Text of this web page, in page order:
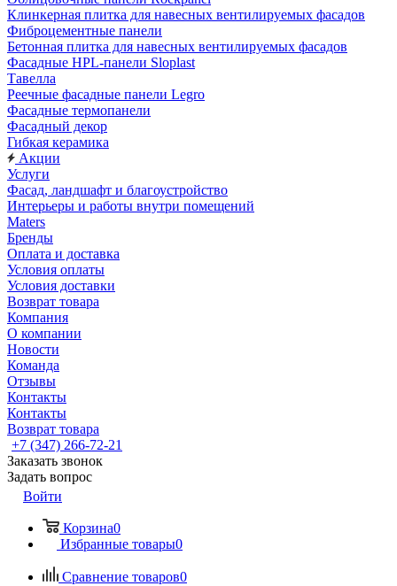
Клинкерная плитка для навесных вентилируемых фасадов
Фиброцементные панели
Бетонная плитка для навесных вентилируемых фасадов
Фасадные HPL-панели Sloplast
Тавелла
Реечные фасадные панели Legro
Фасадные термопанели
Фасадный декор
Гибкая керамика
Акции
Услуги
Фасад, ландшафт и благоустройство
Интерьеры и работы внутри помещений
Maters
Бренды
Оплата и доставка
Условия оплаты
Условия доставки
Возврат товара
Компания
О компании
Новости
Команда
Отзывы
Контакты
Контакты
Возврат товара
+7 (347) 266-72-21
Заказать звонок
Задать вопрос
Войти
Корзина0
Избранные товары0
Сравнение товаров0